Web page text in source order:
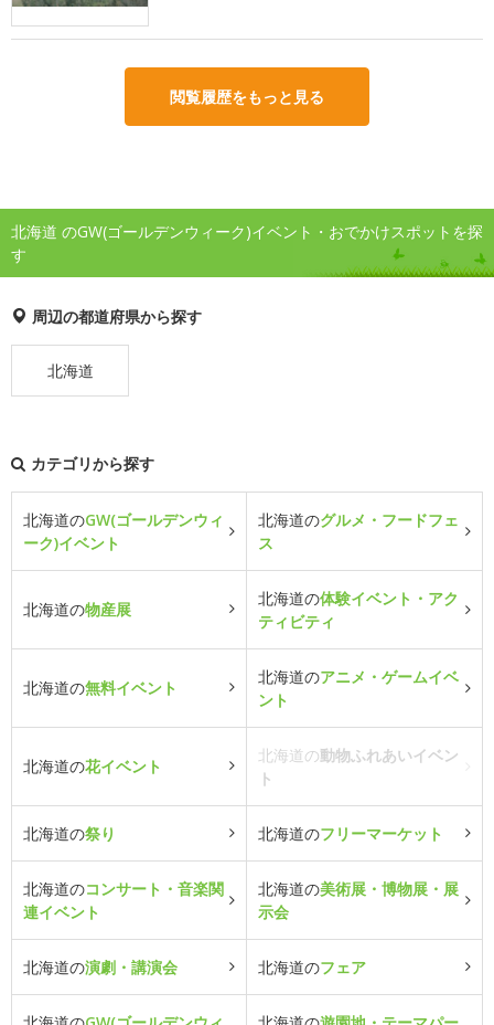
閲覧履歴をもっと見る
北海道 のGW(ゴールデンウィーク)イベント・おでかけスポットを探
す
周辺の都道府県から探す
北海道
カテゴリから探す
北海道のGW(ゴールデンウィ
ーク)イベント
北海道のグルメ・フードフェ
ス
北海道の物産展
北海道の体験イベント・アク
ティビティ
北海道の無料イベント
北海道のアニメ・ゲームイベ
ント
北海道の花イベント
北海道の動物ふれあいイベン
ト
北海道の祭り 北海道のフリーマーケット
北海道のコンサート・音楽関
連イベント
北海道の美術展・博物展・展
示会
北海道の演劇・講演会 北海道のフェア